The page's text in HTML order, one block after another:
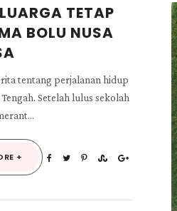
TETAP
BOLU NUSA
tentang perjalanan hidup
Setelah lulus sekolah
+